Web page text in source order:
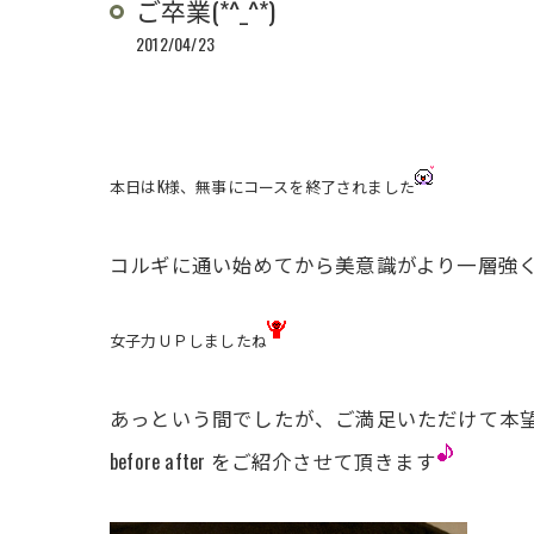
ご卒業(*^_^*)
2012/04/23
本日はK様、無事にコースを終了されました
コルギに通い始めてから美意識がより一層強く
女子力ＵＰしましたね
あっという間でしたが、ご満足いただけて本
before after をご紹介させて頂きます